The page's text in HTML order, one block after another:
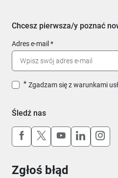
Chcesz pierwsza/y poznać
Adres e-mail
Zgadzam się z warunkami
Śledź nas
Uwaga, link otworzy
Uwaga, link
Uwaga, link
Zgłoś błąd